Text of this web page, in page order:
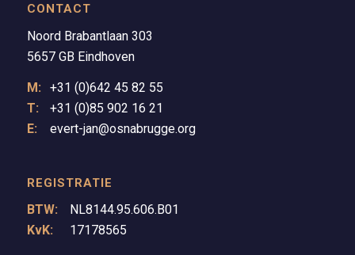
CONTACT
Noord Brabantlaan 303
5657 GB Eindhoven
M:
+31 (0)642 45 82 55
T:
+31 (0)85 902 16 21
E:
evert-jan@osnabrugge.org
REGISTRATIE
BTW:
NL8144.95.606.B01
KvK:
17178565